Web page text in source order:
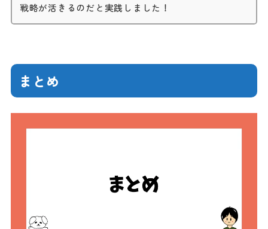
戦略が活きるのだと実践しました！
まとめ